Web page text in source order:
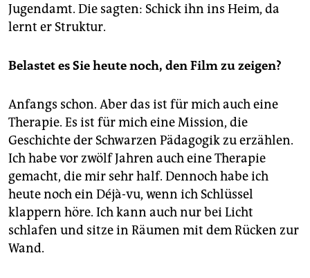
Jugendamt. Die sagten: Schick ihn ins Heim, da
lernt er Struktur.
Belastet es Sie heute noch, den Film zu zeigen?
Anfangs schon. Aber das ist für mich auch eine
Therapie. Es ist für mich eine Mission, die
Geschichte der Schwarzen Pädagogik zu erzählen.
Ich habe vor zwölf Jahren auch eine Therapie
gemacht, die mir sehr half. Dennoch habe ich
heute noch ein Déjà-vu, wenn ich Schlüssel
klappern höre. Ich kann auch nur bei Licht
schlafen und sitze in Räumen mit dem Rücken zur
Wand.